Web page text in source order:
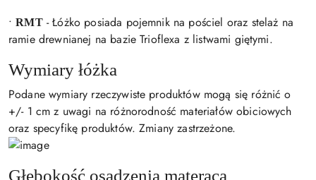
•RMT- Łóżko posiada pojemnik na pościel oraz stelaż na
ramie drewnianej na bazie Trioflexa z listwami giętymi.
Wymiary łóżka
Podane wymiary rzeczywiste produktów mogą się różnić o
+/- 1 cm z uwagi na różnorodność materiałów obiciowych
oraz specyfikę produktów. Zmiany zastrzeżone.
Głębokość osadzenia materaca